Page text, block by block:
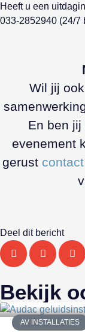
Heeft u een
033-2852940 (24/7
Wil jij
En ben jij
evenement
gerust contact
Deel dit bericht
Bekijk
AV INSTALLATIES